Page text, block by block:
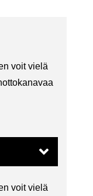
voit vielä
voit vielä